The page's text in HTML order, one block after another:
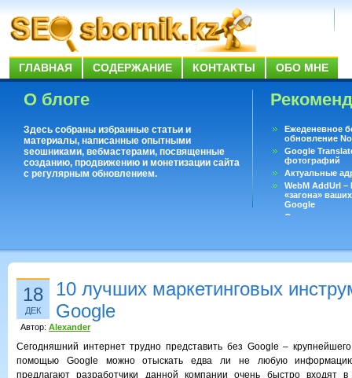
ГЛАВНАЯ СОДЕРЖАНИЕ КОНТАКТЫ ОБО МНЕ
О блоге
Здесь собраны избранные статьи и
материалы, написанные опытными
seoшниками, вебмастерами, посвященные
созданию, продвижению и монетизации сайта
с регулярным обновлением.
Ежеденевное
обновление
Google
фотографий
Актуальные
WebM AddUrl
«загона»
Google
Существует
18
ДЕК
10 лучших маркетинговых
Google
Автор: Alexander
Сегодняшний интернет трудно представить без Google –
помощью Google можно отыскать едва ли не любую
предлагают разработчики данной компании очень быстро входят в